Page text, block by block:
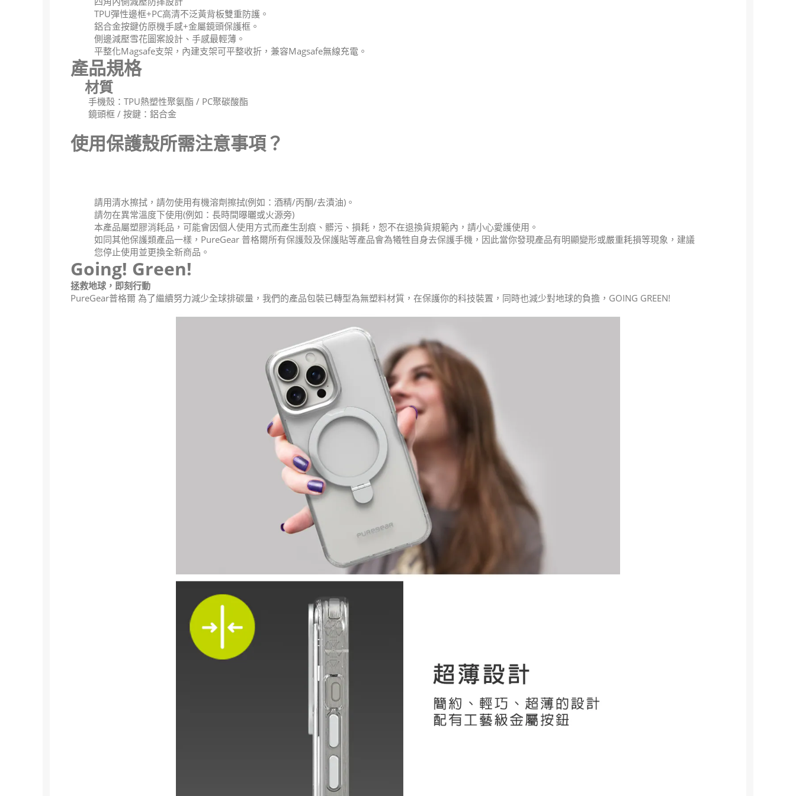
TPU彈性邊框+PC高清不泛黃背板雙重防護。
鋁合金按鍵仿原機手感+金屬鏡頭保護框。
側邊減壓雪花圖案設計、手感最輕薄。
平整化Magsafe支架，內建支架可平整收折，兼容Magsafe無線充電。
產品規格
材質
手機殼：TPU熱塑性聚氨酯 / PC聚碳酸酯
鏡頭框 / 按鍵：鋁合金
使用保護殼所需注意事項？
請用清水擦拭，請勿使用有機溶劑擦拭(例如：酒精/丙酮/去漬油)。
請勿在異常溫度下使用(例如：長時間曝曬或火源旁)
本產品屬塑膠消耗品，可能會因個人使用方式而產生刮痕、髒污、損耗，恕不在退換貨規範內，請小心愛護使用。
如同其他保護類產品一樣，PureGear 普格爾所有保護殼及保護貼等產品會為犧牲自身去保護手機，因此當你發現產品有明顯變形或嚴重耗損等現象，建議
您停止使用並更換全新商品。
Going! Green!
拯救地球，即刻行動
PureGear普格爾 為了繼續努力減少全球排碳量，我們的產品包裝已轉型為無塑料材質，在保護你的科技裝置，同時也減少對地球的負擔，GOING GREEN!